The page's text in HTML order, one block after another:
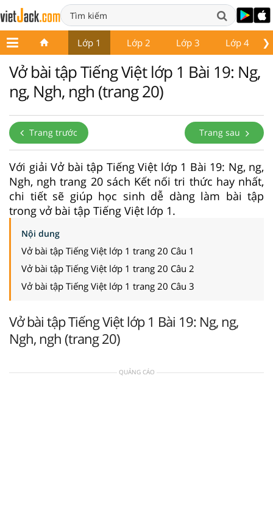
❯
Lớp 1 Lớp 2 Lớp 3 Lớp 4
Vở bài tập Tiếng Việt lớp 1 Bài 19: Ng,
ng, Ngh, ngh (trang 20)
Trang trước Trang sau
Với giải Vở bài tập Tiếng Việt lớp 1 Bài 19: Ng, ng,
Ngh, ngh trang 20 sách Kết nối tri thức hay nhất,
chi tiết sẽ giúp học sinh dễ dàng làm bài tập
trong vở bài tập Tiếng Việt lớp 1.
Nội dung
Vở bài tập Tiếng Việt lớp 1 trang 20 Câu 1
Vở bài tập Tiếng Việt lớp 1 trang 20 Câu 2
Vở bài tập Tiếng Việt lớp 1 trang 20 Câu 3
Vở bài tập Tiếng Việt lớp 1 Bài 19: Ng, ng,
Ngh, ngh (trang 20)
QUẢNG CÁO